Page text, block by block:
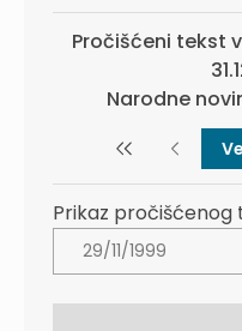
Pročišćeni tekst
Narodne
Prikaz pročišćenog